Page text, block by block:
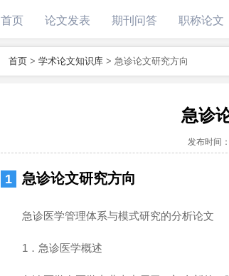
首页 论文发表 期刊问答 职称论文
首页 > 学术论文知识库 > 急诊论文研究方向
急诊
发布时间：
急诊论文研究方向
急诊医学管理体系与模式研究的分析论文
1．急诊医学概述